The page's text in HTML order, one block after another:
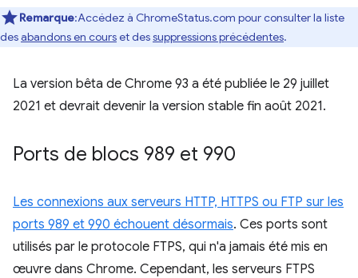
Remarque:Accédez à ChromeStatus.com pour consulter la liste
desabandons en courset dessuppressions précédentes.
La version bêta de Chrome 93 a été publiée le 29 juillet
2021 et devrait devenir la version stable fin août 2021.
Ports de blocs 989 et 990
Les connexions aux serveurs HTTP, HTTPS ou FTP sur les
ports 989 et 990 échouent désormais. Ces ports sont
utilisés par le protocole FTPS, qui n'a jamais été mis en
œuvre dans Chrome. Cependant, les serveurs FTPS